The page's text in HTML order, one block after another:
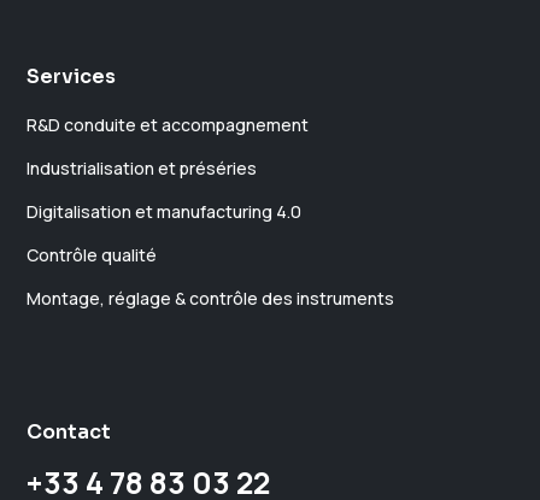
Services
R&D conduite et accompagnement
Industrialisation et préséries
Digitalisation et manufacturing 4.0
Contrôle qualité
Montage, réglage & contrôle des instruments
Contact
+33 4 78 83 03 22